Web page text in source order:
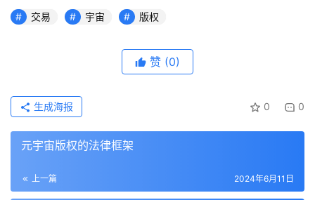
交易 宇宙 版权
赞 (0)
0 0
生成海报
元宇宙版权的法律框架
上一篇 2024年6月11日